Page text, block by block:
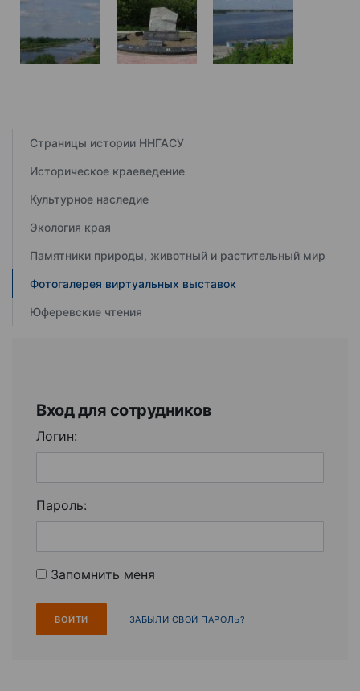
Страницы истории ННГАСУ
Историческое краеведение
Культурное наследие
Экология края
Памятники природы, животный и растительный мир
Фотогалерея виртуальных выставок
Юферевские чтения
Вход для сотрудников
Логин:
Пароль:
Запомнить меня
ЗАБЫЛИ СВОЙ ПАРОЛЬ?